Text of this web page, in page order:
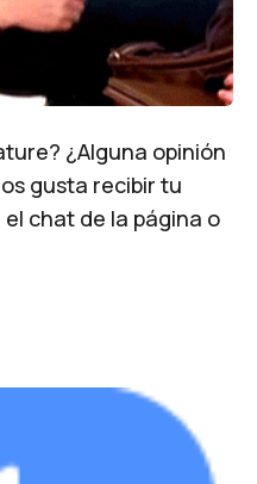
¿Alguna opinión
gusta recibir tu
chat de la página o